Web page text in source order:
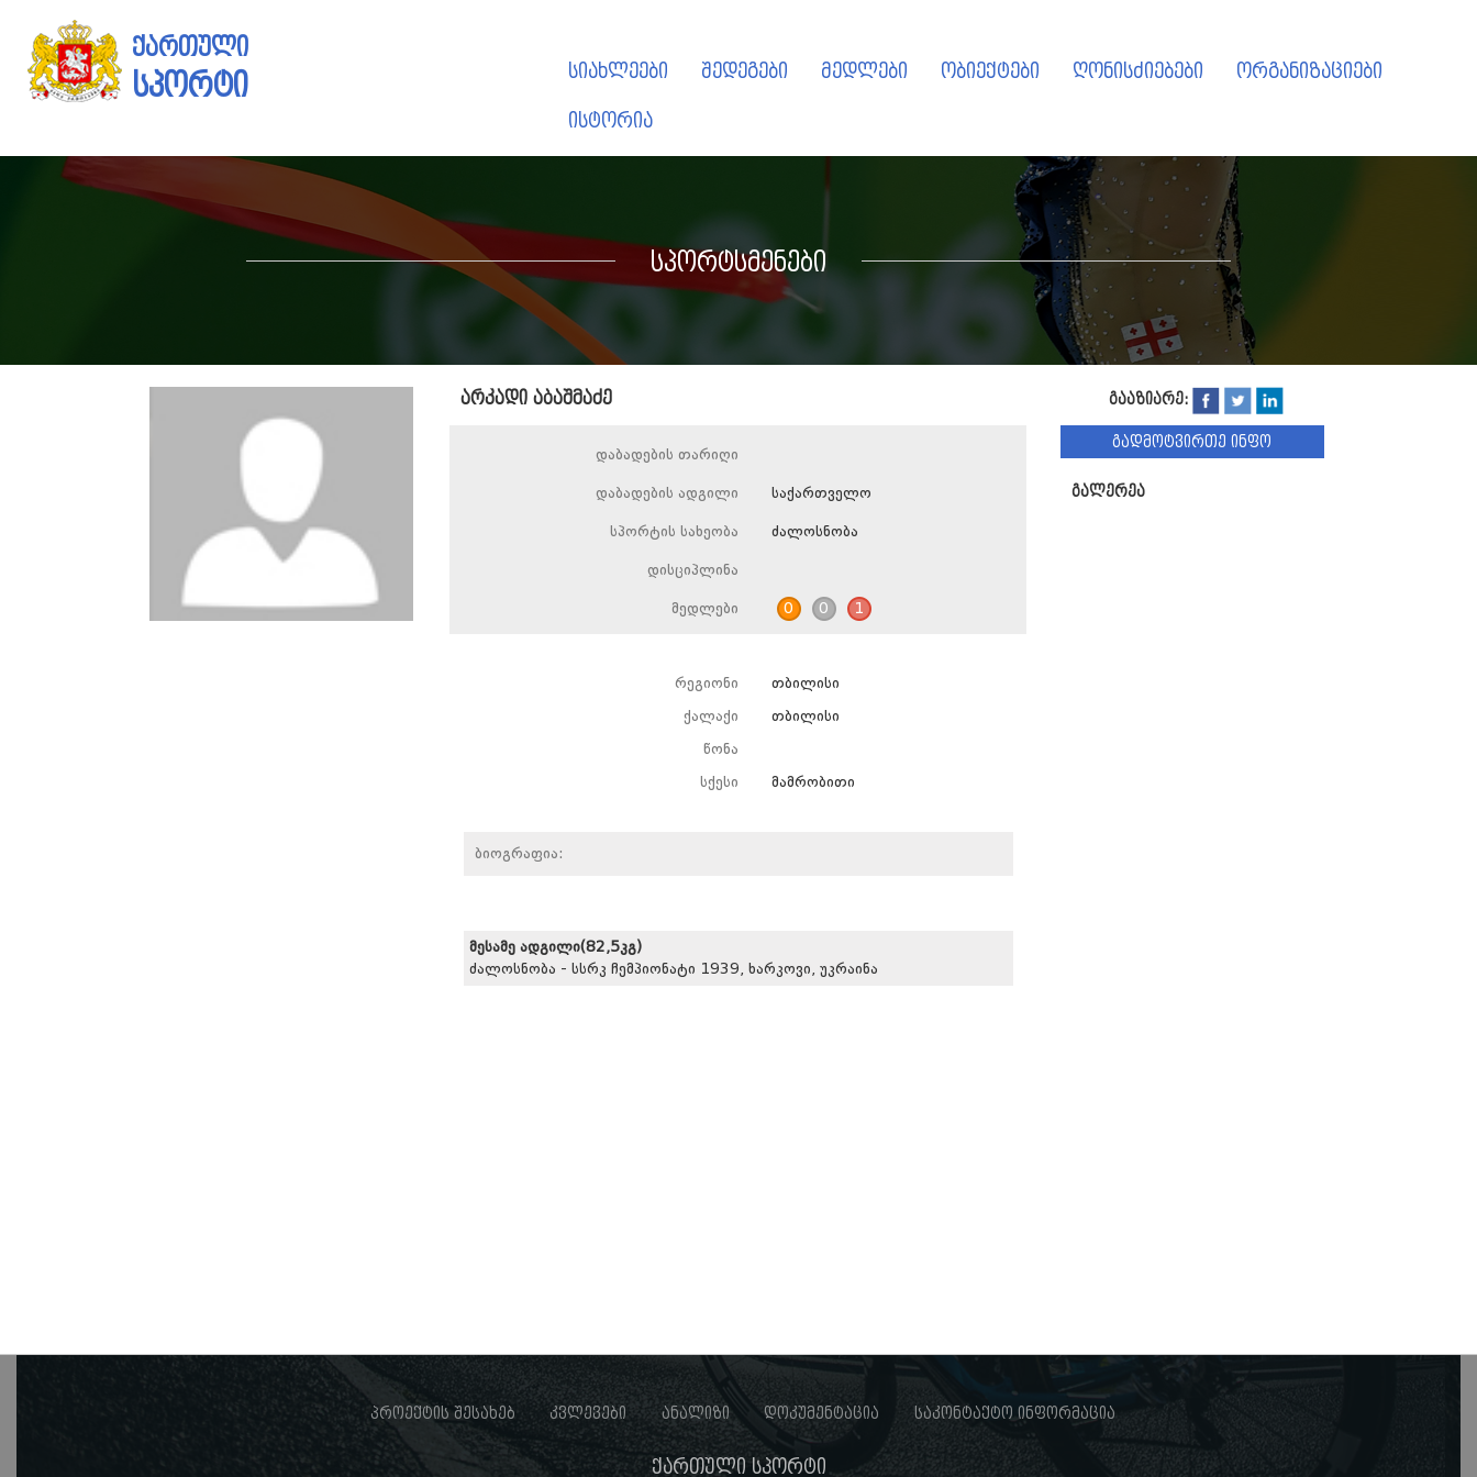
ქართული
სპორტი სიახლეები შედეგები მედლები ობიექტები ღონისძიებები ორგანიზაციები
ისტორია
სპორტსმენები
არკადი აბაშმაძე
დაბადების თარიღი
დაბადების ადგილი საქართველო
სპორტის სახეობა ძალოსნობა
დისციპლინა
მედლები 0 0 1
რეგიონი თბილისი
ქალაქი თბილისი
წონა
სქესი მამრობითი
ბიოგრაფია:
მესამე ადგილი(82,5კგ)
ძალოსნობა - სსრკ ჩემპიონატი 1939, ხარკოვი, უკრაინა
გააზიარე:
გადმოტვირთე ინფო
გალერეა
პროექტის შესახებ კვლევები ანალიზი დოკუმენტაცია საკონტაქტო ინფორმაცია
ქართული სპორტი